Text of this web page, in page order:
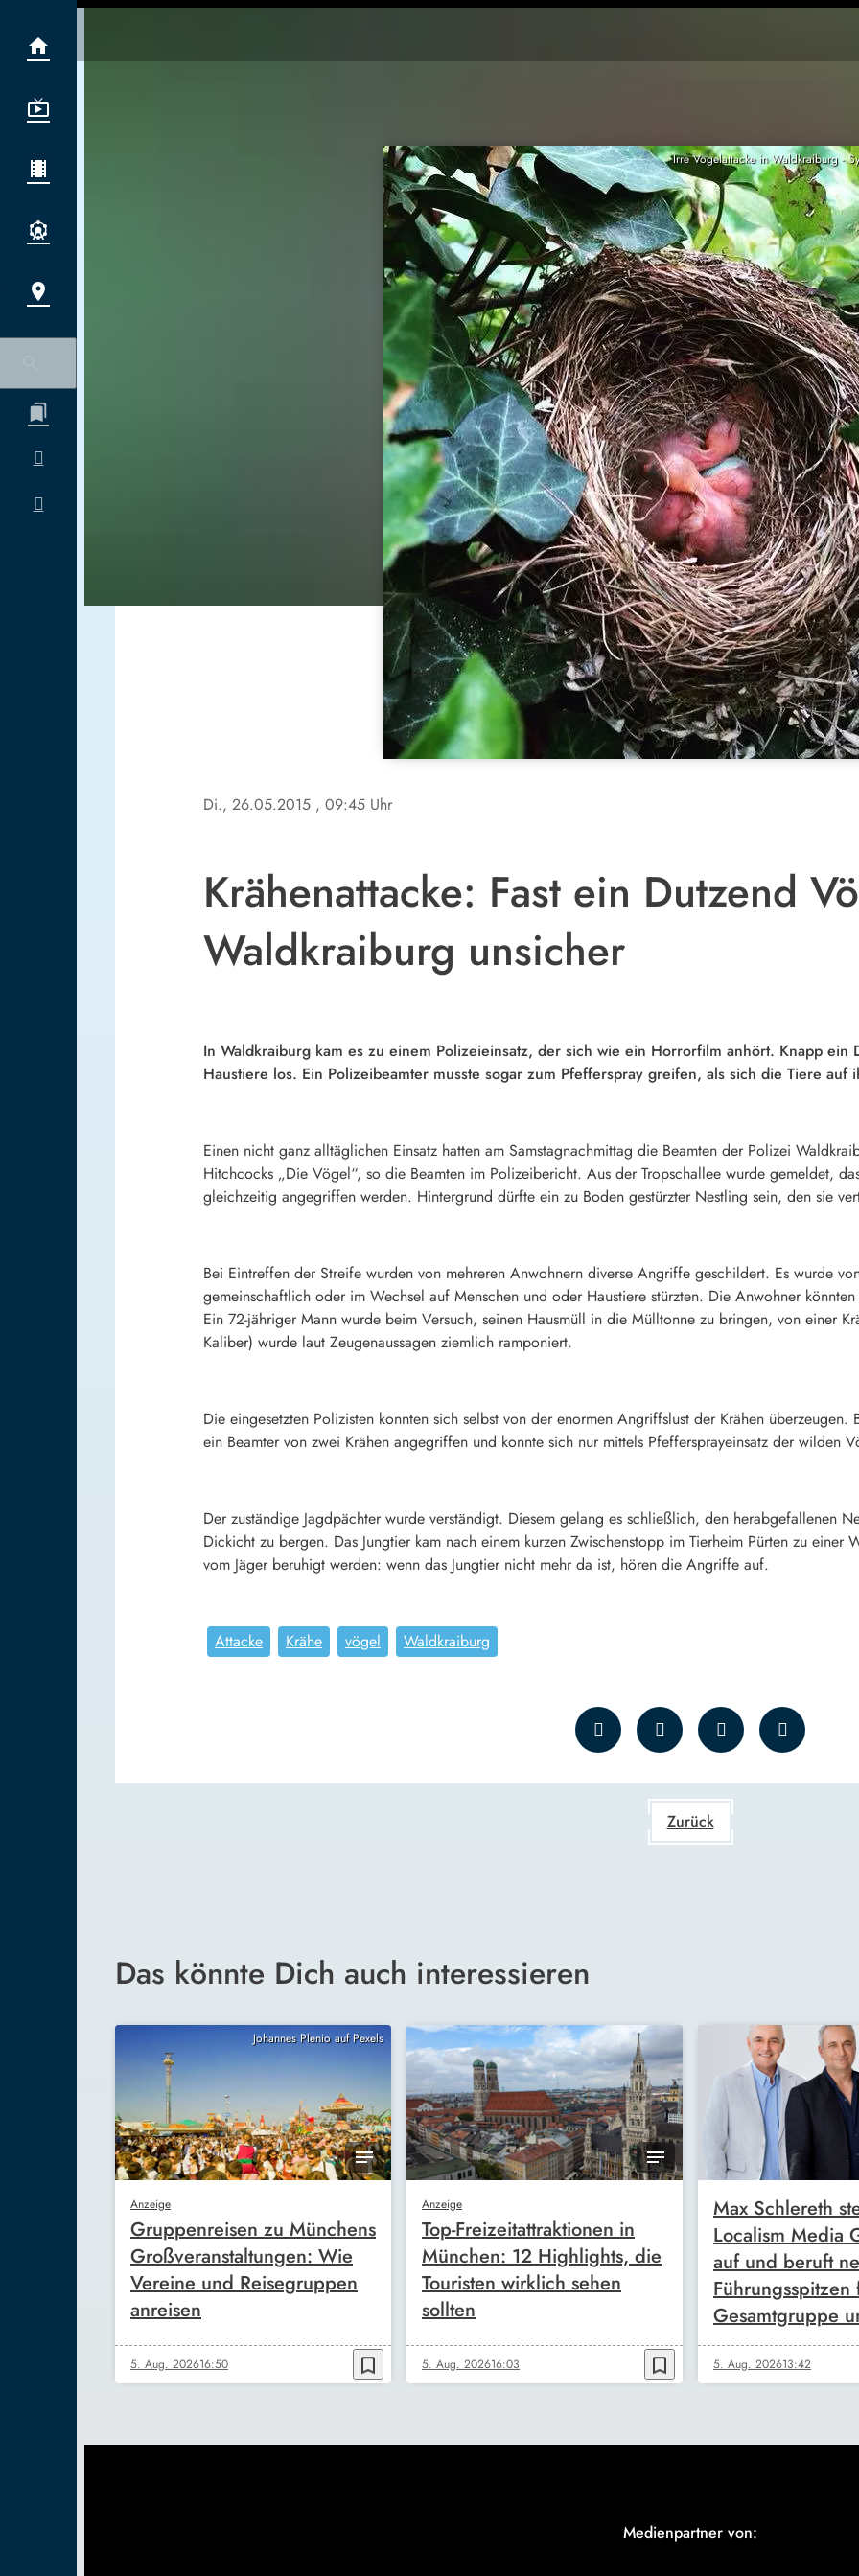
Irre Vogelattacke in Waldkraiburg -
Di., 26.05.2015 , 09:45 Uhr
Krähenattacke: Fast ein Dutzend
Waldkraiburg unsicher
In Waldkraiburg kam es zu einem Polizeieinsatz, der sich wie ein Horrorfilm anhört. Knapp ein
Haustiere los. Ein Polizeibeamter musste sogar zum Pfefferspray greifen, als sich die Tiere auf
Einen nicht ganz alltäglichen Einsatz hatten am Samstagnachmittag die Beamten der Polizei
Hitchcocks „Die Vögel“, so die Beamten im Polizeibericht. Aus der Tropschallee wurde gemeldet,
gleichzeitig angegriffen werden. Hintergrund dürfte ein zu Boden gestürzter Nestling sein, den sie
Bei Eintreffen der Streife wurden von mehreren Anwohnern diverse Angriffe geschildert. Es wurde
gemeinschaftlich oder im Wechsel auf Menschen und oder Haustiere stürzten. Die Anwohner
Ein 72-jähriger Mann wurde beim Versuch, seinen Hausmüll in die Mülltonne zu bringen, von einer
Kaliber) wurde laut Zeugenaussagen ziemlich ramponiert.
Die eingesetzten Polizisten konnten sich selbst von der enormen Angriffslust der Krähen
ein Beamter von zwei Krähen angegriffen und konnte sich nur mittels Pfeffersprayeinsatz der wilden
Der zuständige Jagdpächter wurde verständigt. Diesem gelang es schließlich, den herabgefallenen
Dickicht zu bergen. Das Jungtier kam nach einem kurzen Zwischenstopp im Tierheim Pürten zu
vom Jäger beruhigt werden: wenn das Jungtier nicht mehr da ist, hören die Angriffe auf.
Attacke Krähe vögel Waldkraiburg
Zurück
Das könnte Dich auch interessieren
Johannes Plenio auf Pexels
Anzeige
Gruppenreisen zu Münchens
Großveranstaltungen: Wie
Vereine und Reisegruppen
anreisen
5. Aug. 202616:50 bookmark_border
Anzeige
Top-Freizeitattraktionen in
München: 12 Highlights, die
Touristen wirklich sehen
sollten
5. Aug. 202616:03 bookmark_border
Max Schlereth
Localism Media
auf und beruft
Führungsspitzen
Gesamtgruppe
5. Aug. 202613:42
Medienpartner von: